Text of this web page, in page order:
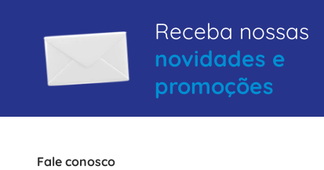
Receba nossas
novidades e
promoções
Fale conosco